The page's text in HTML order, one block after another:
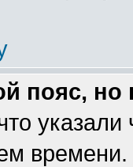
пояс,
указали